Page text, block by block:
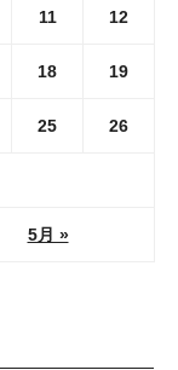
5月 »
11 12
18 19
25 26